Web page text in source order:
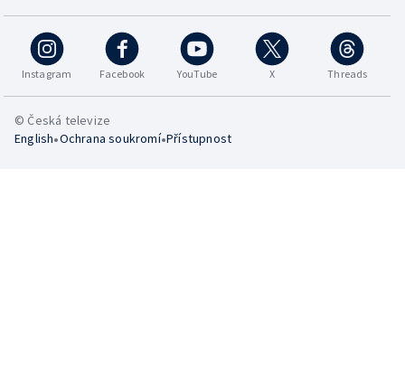
Instagram Facebook YouTube X Threads
© Česká televize
English•Ochrana soukromí•Přístupnost